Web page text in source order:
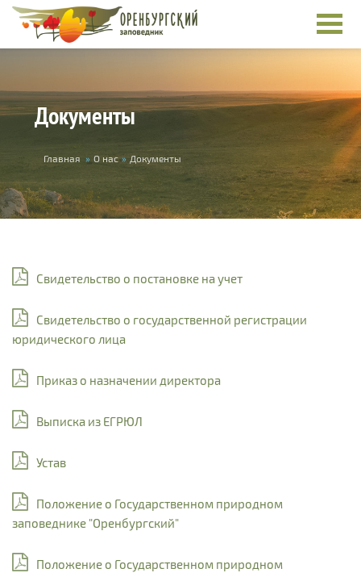
Перейти к основному содержанию
Документы
Вы здесь
Главная » О нас » Документы
Свидетельство о постановке на учет
Свидетельство о государственной регистрации
юридического лица
Приказ о назначении директора
Выписка из ЕГРЮЛ
Устав
Положение о Государственном природном
заповеднике "Оренбургский"
Положение о Государственном природном